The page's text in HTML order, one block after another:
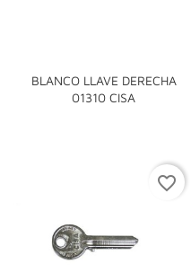
BLANCO LLAVE DERECHA
01310 CISA
favorite_border